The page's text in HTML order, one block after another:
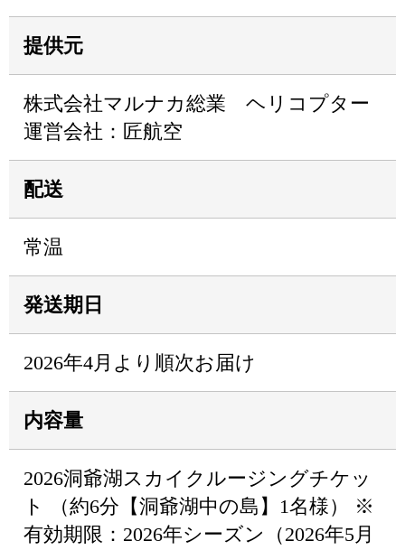
提供元
株式会社マルナカ総業 ヘリコプター
運営会社：匠航空
配送
常温
発送期日
2026年4月より順次お届け
内容量
2026洞爺湖スカイクルージングチケッ
ト （約6分【洞爺湖中の島】1名様） ※
有効期限：2026年シーズン（2026年5月